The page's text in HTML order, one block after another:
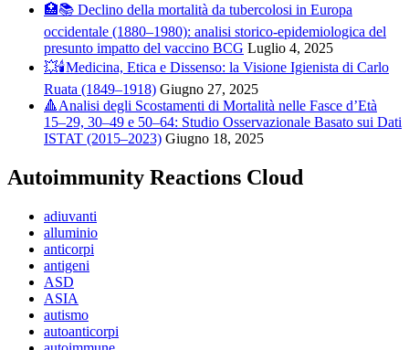
🏥📚 Declino della mortalità da tubercolosi in Europa
occidentale (1880–1980): analisi storico-epidemiologica del
presunto impatto del vaccino BCG Luglio 4, 2025
💥🕯️Medicina, Etica e Dissenso: la Visione Igienista di Carlo
Ruata (1849–1918) Giugno 27, 2025
🔺Analisi degli Scostamenti di Mortalità nelle Fasce d’Età
15–29, 30–49 e 50–64: Studio Osservazionale Basato sui Dati
ISTAT (2015–2023) Giugno 18, 2025
Autoimmunity Reactions Cloud
adiuvanti
alluminio
anticorpi
antigeni
ASD
ASIA
autismo
autoanticorpi